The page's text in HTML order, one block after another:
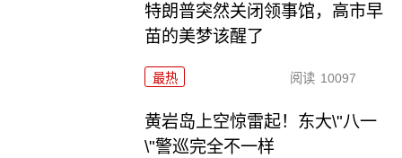
特朗普突然关闭领事馆，高市早
苗的美梦该醒了
最热 阅读 10097
黄岩岛上空惊雷起！东大\"八一
\"警巡完全不一样